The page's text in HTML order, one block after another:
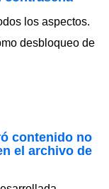
los aspectos.
desbloqueo de
contenido no
el archivo de